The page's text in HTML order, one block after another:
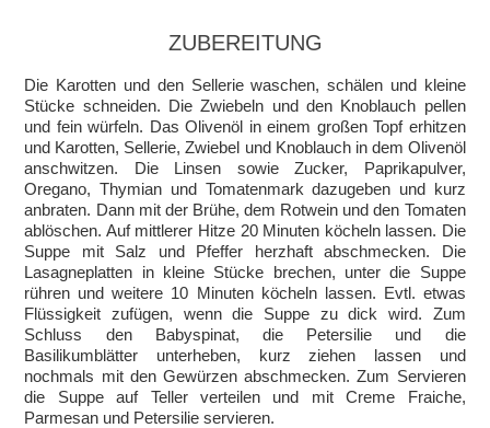
ZUBEREITUNG
Die Karotten und den Sellerie waschen, schälen und kleine
Stücke schneiden. Die Zwiebeln und den Knoblauch pellen
und fein würfeln. Das Olivenöl in einem großen Topf erhitzen
und Karotten, Sellerie, Zwiebel und Knoblauch in dem Olivenöl
anschwitzen. Die Linsen sowie Zucker, Paprikapulver,
Oregano, Thymian und Tomatenmark dazugeben und kurz
anbraten. Dann mit der Brühe, dem Rotwein und den Tomaten
ablöschen. Auf mittlerer Hitze 20 Minuten köcheln lassen. Die
Suppe mit Salz und Pfeffer herzhaft abschmecken. Die
Lasagneplatten in kleine Stücke brechen, unter die Suppe
rühren und weitere 10 Minuten köcheln lassen. Evtl. etwas
Flüssigkeit zufügen, wenn die Suppe zu dick wird. Zum
Schluss den Babyspinat, die Petersilie und die
Basilikumblätter unterheben, kurz ziehen lassen und
nochmals mit den Gewürzen abschmecken. Zum Servieren
die Suppe auf Teller verteilen und mit Creme Fraiche,
Parmesan und Petersilie servieren.